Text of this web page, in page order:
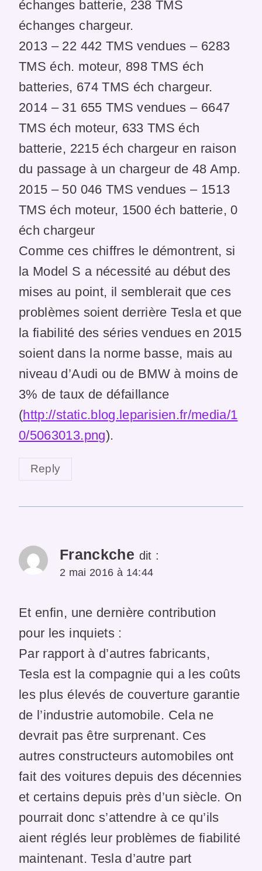
échanges batterie, 238 TMS
échanges chargeur.
2013 – 22 442 TMS vendues – 6283
TMS éch. moteur, 898 TMS éch
batteries, 674 TMS éch chargeur.
2014 – 31 655 TMS vendues – 6647
TMS éch moteur, 633 TMS éch
batterie, 2215 éch chargeur en raison
du passage à un chargeur de 48 Amp.
2015 – 50 046 TMS vendues – 1513
TMS éch moteur, 1500 éch batterie, 0
éch chargeur
Comme ces chiffres le démontrent, si
la Model S a nécessité au début des
mises au point, il semblerait que ces
problèmes soient derrière Tesla et que
la fiabilité des séries vendues en 2015
soient dans la norme basse, mais au
niveau d’Audi ou de BMW à moins de
3% de taux de défaillance
(http://static.blog.leparisien.fr/media/1
0/5063013.png).
Reply
Franckche dit :
2 mai 2016 à 14:44
Et enfin, une dernière contribution
pour les inquiets :
Par rapport à d’autres fabricants,
Tesla est la compagnie qui a les coûts
les plus élevés de couverture garantie
de l’industrie automobile. Cela ne
devrait pas être surprenant. Ces
autres constructeurs automobiles ont
fait des voitures depuis des décennies
et certains depuis près d’un siècle. On
pourrait donc s’attendre à ce qu’ils
aient réglés leur problèmes de fiabilité
maintenant. Tesla d’autre part